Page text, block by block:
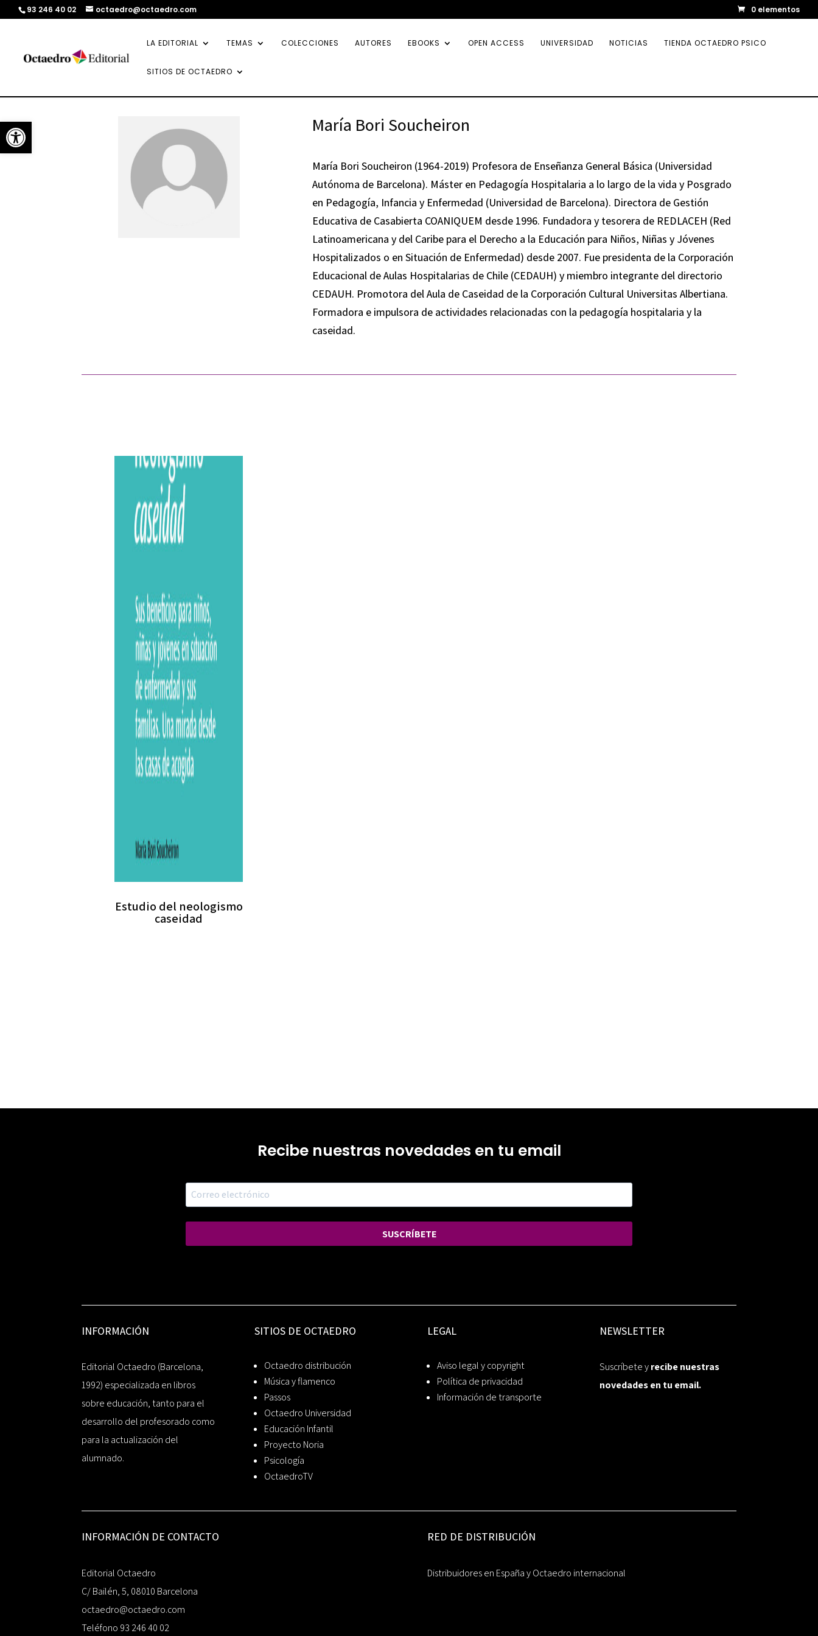
Abrir barra de herramientas
93 246 40 02 octaedro@octaedro.com 0 elementos
LA EDITORIAL TEMAS COLECCIONES AUTORES EBOOKS OPEN ACCESS UNIVERSIDAD NOTICIAS TIENDA OCTAEDRO PSICO
SITIOS DE OCTAEDRO
María Bori Soucheiron
María Bori Soucheiron (1964-2019) Profesora de Enseñanza General Básica (Universidad
Autónoma de Barcelona). Máster en Pedagogía Hospitalaria a lo largo de la vida y Posgrado
en Pedagogía, Infancia y Enfermedad (Universidad de Barcelona). Directora de Gestión
Educativa de Casabierta COANIQUEM desde 1996. Fundadora y tesorera de REDLACEH (Red
Latinoamericana y del Caribe para el Derecho a la Educación para Niños, Niñas y Jóvenes
Hospitalizados o en Situación de Enfermedad) desde 2007. Fue presidenta de la Corporación
Educacional de Aulas Hospitalarias de Chile (CEDAUH) y miembro integrante del directorio
CEDAUH. Promotora del Aula de Caseidad de la Corporación Cultural Universitas Albertiana.
Formadora e impulsora de actividades relacionadas con la pedagogía hospitalaria y la
caseidad.
Estudio del neologismo
caseidad
Recibe nuestras novedades en tu email
SUSCRÍBETE
INFORMACIÓN
Editorial Octaedro (Barcelona,
1992) especializada en libros
sobre educación, tanto para el
desarrollo del profesorado como
para la actualización del
alumnado.
SITIOS DE OCTAEDRO
Octaedro distribución
Música y flamenco
Passos
Octaedro Universidad
Educación Infantil
Proyecto Noria
Psicología
OctaedroTV
LEGAL
Aviso legal y copyright
Política de privacidad
Información de transporte
NEWSLETTER
Suscríbete yrecibe nuestras
novedades en tu email.
INFORMACIÓN DE CONTACTO
Editorial Octaedro
C/ Bailén, 5, 08010 Barcelona
octaedro@octaedro.com
Teléfono 93 246 40 02
RED DE DISTRIBUCIÓN
Distribuidores en España y Octaedro internacional